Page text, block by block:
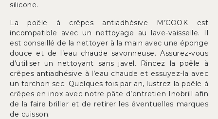
silicone.
La poêle à crêpes antiadhésive M’COOK est
incompatible avec un nettoyage au lave-vaisselle. Il
est conseillé de la nettoyer à la main avec une éponge
douce et de l’eau chaude savonneuse. Assurez-vous
d’utiliser un nettoyant sans javel. Rincez la poêle à
crêpes antiadhésive à l’eau chaude et essuyez-la avec
un torchon sec. Quelques fois par an, lustrez la poêle à
crêpes en inox avec notre pâte d’entretien Inobrill afin
de la faire briller et de retirer les éventuelles marques
de cuisson.